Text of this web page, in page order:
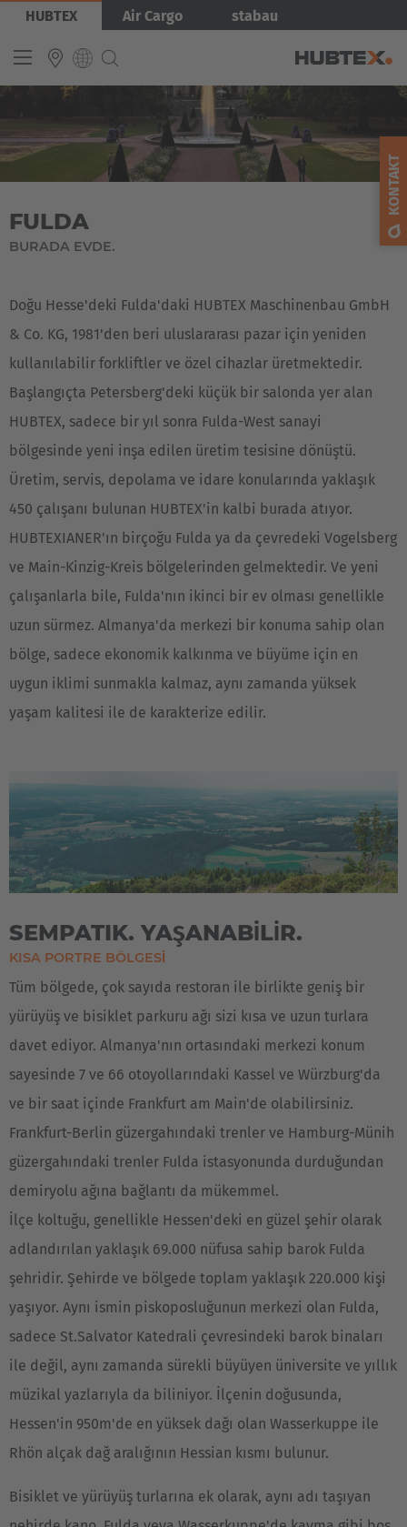
Přejít
hlavnímu
HUBTEX Air Cargo stabau
INTERNATIONAL
English
Español
Français
Obrázek
FULDA
BURADA EVDE.
Doğu Hesse'deki Fulda'daki HUBTEX Maschinenbau GmbH
& Co. KG, 1981'den beri uluslararası pazar için yeniden
kullanılabilir forkliftler ve özel cihazlar üretmektedir.
Başlangıçta Petersberg'deki küçük bir salonda yer alan
HUBTEX, sadece bir yıl sonra Fulda-West sanayi
bölgesinde yeni inşa edilen üretim tesisine dönüştü.
Üretim, servis, depolama ve idare konularında yaklaşık
450 çalışanı bulunan HUBTEX'in kalbi burada atıyor.
HUBTEXIANER'ın birçoğu Fulda ya da çevredeki Vogelsberg
ve Main-Kinzig-Kreis bölgelerinden gelmektedir. Ve yeni
çalışanlarla bile, Fulda'nın ikinci bir ev olması genellikle
uzun sürmez. Almanya'da merkezi bir konuma sahip olan
bölge, sadece ekonomik kalkınma ve büyüme için en
uygun iklimi sunmakla kalmaz, aynı zamanda yüksek
yaşam kalitesi ile de karakterize edilir.
SEMPATIK. YAŞANABİLİR.
KISA PORTRE BÖLGESİ
Tüm bölgede, çok sayıda restoran ile birlikte geniş bir
yürüyüş ve bisiklet parkuru ağı sizi kısa ve uzun turlara
davet ediyor. Almanya'nın ortasındaki merkezi konum
sayesinde 7 ve 66 otoyollarındaki Kassel ve Würzburg'da
ve bir saat içinde Frankfurt am Main'de olabilirsiniz.
Frankfurt-Berlin güzergahındaki trenler ve Hamburg-Münih
güzergahındaki trenler Fulda istasyonunda durduğundan
demiryolu ağına bağlantı da mükemmel.
İlçe koltuğu, genellikle Hessen'deki en güzel şehir olarak
adlandırılan yaklaşık 69.000 nüfusa sahip barok Fulda
şehridir. Şehirde ve bölgede toplam yaklaşık 220.000 kişi
yaşıyor. Aynı ismin piskoposluğunun merkezi olan Fulda,
sadece St.Salvator Katedrali çevresindeki barok binaları
ile değil, aynı zamanda sürekli büyüyen üniversite ve yıllık
müzikal yazlarıyla da biliniyor. İlçenin doğusunda,
Hessen'in 950m'de en yüksek dağı olan Wasserkuppe ile
Rhön alçak dağ aralığının Hessian kısmı bulunur.
Bisiklet ve yürüyüş turlarına ek olarak, aynı adı taşıyan
KONTAKT